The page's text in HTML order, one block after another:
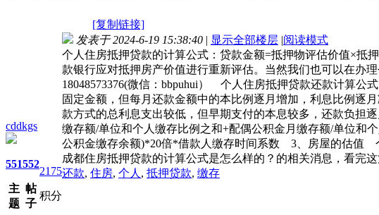
[复制链接]
cddkgs
551
主
题
552
帖
子
2175
积分
发表于 2024-6-19 15:38:40 | 显示全部楼层 |阅读模式
个人住房抵押贷款的计算公式：贷款金额=抵押物评估价值×抵
款银行应对抵押房产价值进行重新评估。当然我们也可以在办
18048573376(微信：bbpuhui） 个人住房抵押贷款还款计算
固定金额，但每月还款金额中的本比例逐月增加，利息比例
款方式的总利息支出较低，但早期支付的本息较多，还款负
缴存额/单位和个人缴存比例之和+配偶公积金月缴存额/单位
公积金缴存余额)*20倍*借款人缴存时间系数 3、房屋的估值
成都住房抵押贷款的计算公式是怎么样的？的相关消息，看完
还款, 住房, 个人 , 抵押贷款, 缴存